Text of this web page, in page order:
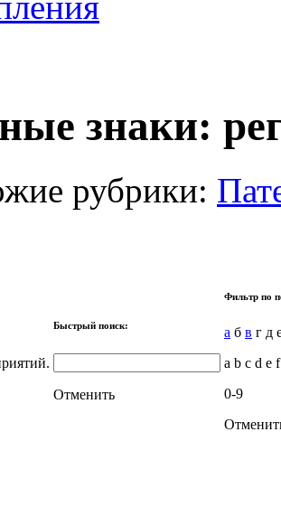
знаки:
рубрики:
Быстрый поиск:
Отменить
Фильтр по
а б в г д
a b c d e
0-9